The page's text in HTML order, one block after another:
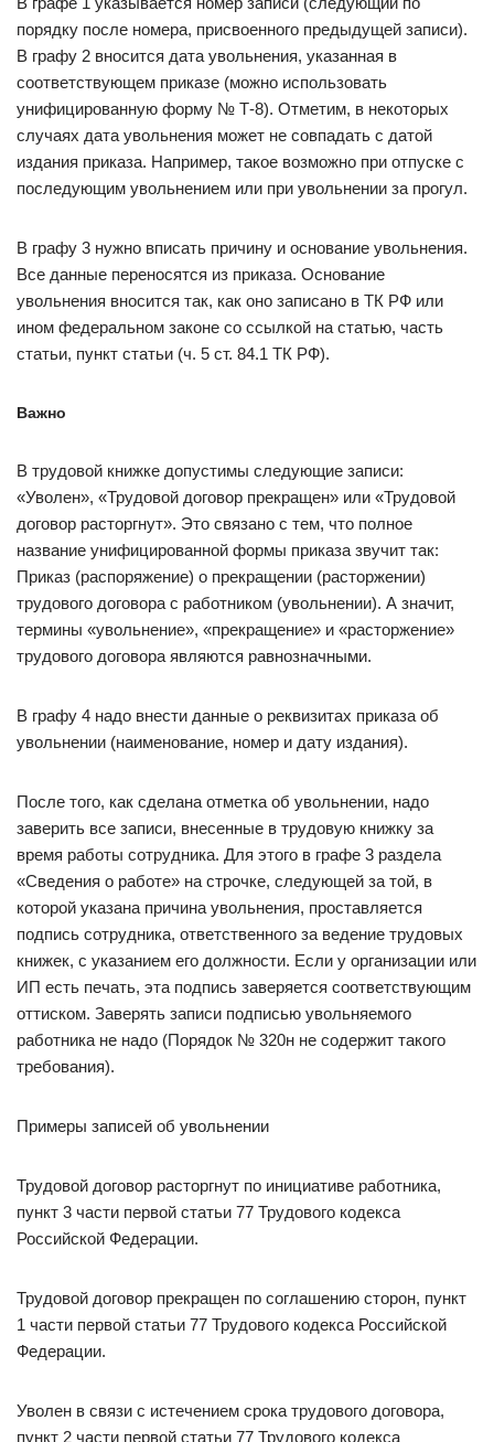
порядку после номера, присвоенного предыдущей записи).
В графу 2 вносится дата увольнения, указанная в
соответствующем приказе (можно использовать
унифицированную форму № Т-8). Отметим, в некоторых
случаях дата увольнения может не совпадать с датой
издания приказа. Например, такое возможно при отпуске с
последующим увольнением или при увольнении за прогул.
В графу 3 нужно вписать причину и основание увольнения.
Все данные переносятся из приказа. Основание
увольнения вносится так, как оно записано в ТК РФ или
ином федеральном законе со ссылкой на статью, часть
статьи, пункт статьи (ч. 5 ст. 84.1 ТК РФ).
Важно
В трудовой книжке допустимы следующие записи:
«Уволен», «Трудовой договор прекращен» или «Трудовой
договор расторгнут». Это связано с тем, что полное
название унифицированной формы приказа звучит так:
Приказ (распоряжение) о прекращении (расторжении)
трудового договора с работником (увольнении). А значит,
термины «увольнение», «прекращение» и «расторжение»
трудового договора являются равнозначными.
В графу 4 надо внести данные о реквизитах приказа об
увольнении (наименование, номер и дату издания).
После того, как сделана отметка об увольнении, надо
заверить все записи, внесенные в трудовую книжку за
время работы сотрудника. Для этого в графе 3 раздела
«Сведения о работе» на строчке, следующей за той, в
которой указана причина увольнения, проставляется
подпись сотрудника, ответственного за ведение трудовых
книжек, с указанием его должности. Если у организации или
ИП есть печать, эта подпись заверяется соответствующим
оттиском. Заверять записи подписью увольняемого
работника не надо (Порядок № 320н не содержит такого
требования).
Примеры записей об увольнении
Трудовой договор расторгнут по инициативе работника,
пункт 3 части первой статьи 77 Трудового кодекса
Российской Федерации.
Трудовой договор прекращен по соглашению сторон, пункт
1 части первой статьи 77 Трудового кодекса Российской
Федерации.
Уволен в связи с истечением срока трудового договора,
пункт 2 части первой статьи 77 Трудового кодекса